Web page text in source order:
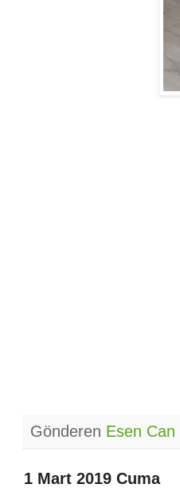
Gönderen Esen Can
1 Mart 2019 Cuma